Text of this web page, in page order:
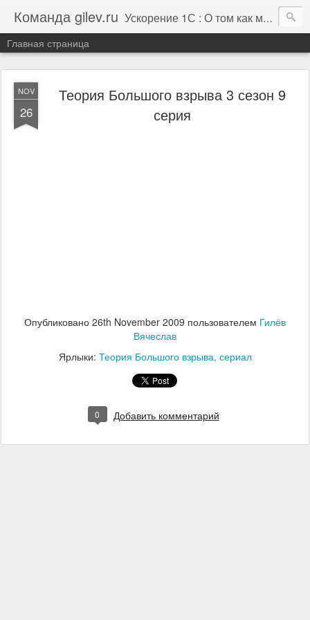
Команда gilev.ru Ускорение 1С : О том как мы это делаем. И не только про это.
Главная страница
NOV
26
Теория Большого взрыва 3 сезон 9
серия
Опубликовано 26th November 2009 пользователем Гилёв
Вячеслав
Ярлыки: Теория Большого взрыва сериал
0 Добавить комментарий